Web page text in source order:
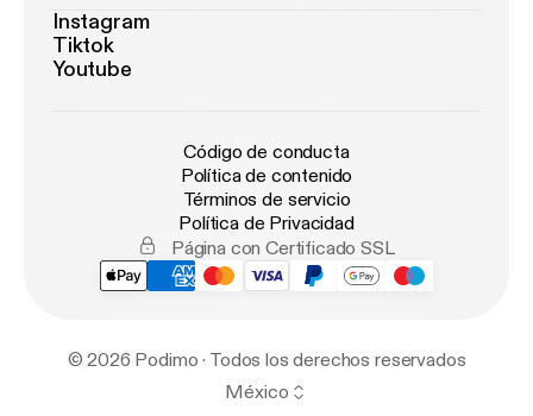
Instagram
Tiktok
Youtube
Código de conducta
Política de contenido
Términos de servicio
Política de Privacidad
Página con Certificado SSL
© 2026 Podimo · Todos los derechos reservados
México